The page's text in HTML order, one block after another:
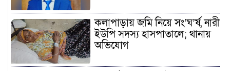
কলাপাড়ায় জমি নিয়ে সং’ঘ’র্ষ, নারী
ইউপি সদস্য হাসপাতালে; থানায়
অভিযোগ